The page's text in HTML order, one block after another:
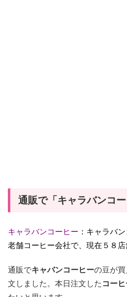
通販で「キャラバンコ
キャラバンコーヒー ：キャラバ
老舗コーヒー会社で、現在５８
通販でキャバンコーヒーの豆が
文しました。本日注文した コー